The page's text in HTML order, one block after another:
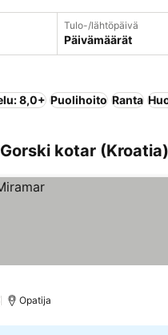
Tulo-/lähtöpäivä
Päivämäärät
8,0+ Puolihoito Ranta
kotar (Kroatia)
Opatija